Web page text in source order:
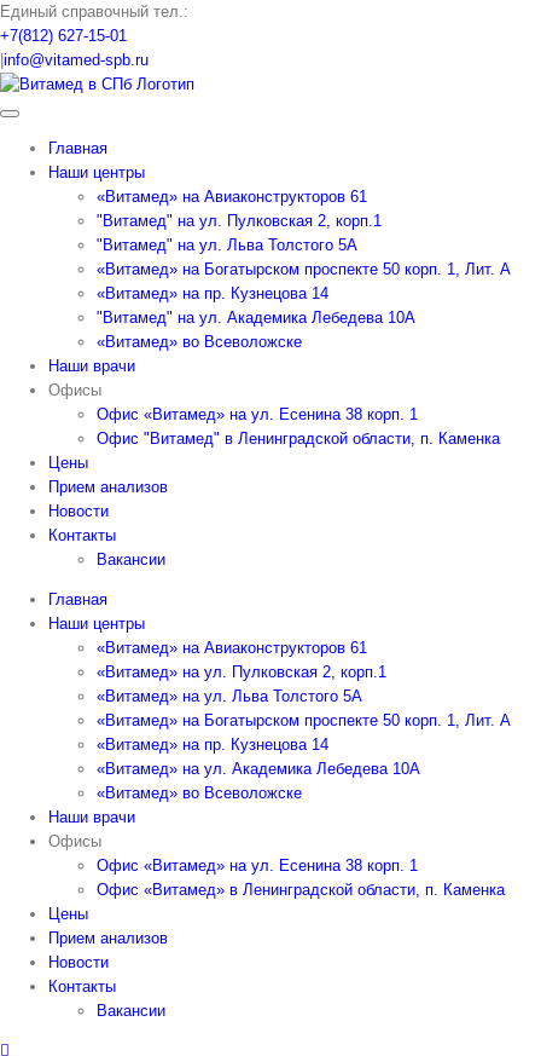
Skip
to
content
Единый справочный тел.:
+7(812) 627-15-01
info@vitamed-spb.ru
Главная
Наши центры
«Витамед» на Авиаконструкторов 61
"Витамед" на ул. Пулковская 2, корп.1
"Витамед" на ул. Льва Толстого 5А
«Витамед» на Богатырском проспекте 50 корп. 1, Лит. А
«Витамед» на пр. Кузнецова 14
"Витамед" на ул. Академика Лебедева 10А
«Витамед» во Всеволожске
Наши врачи
Офисы
Офис «Витамед» на ул. Есенина 38 корп. 1
Офис "Витамед" в Ленинградской области, п. Каменка
Цены
Прием анализов
Новости
Контакты
Вакансии
Главная
Наши центры
«Витамед» на Авиаконструкторов 61
«Витамед» на ул. Пулковская 2, корп.1
«Витамед» на ул. Льва Толстого 5А
«Витамед» на Богатырском проспекте 50 корп. 1, Лит. А
«Витамед» на пр. Кузнецова 14
«Витамед» на ул. Академика Лебедева 10А
«Витамед» во Всеволожске
Наши врачи
Офисы
Офис «Витамед» на ул. Есенина 38 корп. 1
Офис «Витамед» в Ленинградской области, п. Каменка
Цены
Прием анализов
Новости
Контакты
Вакансии